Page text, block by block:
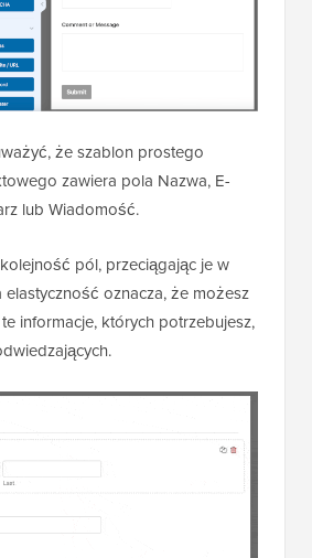
że szablon prostego
zawiera pola Nazwa, E-
lub Wiadomość.
pól, przeciągając je w
elastyczność oznacza, że możesz
informacje, których potrzebujesz,